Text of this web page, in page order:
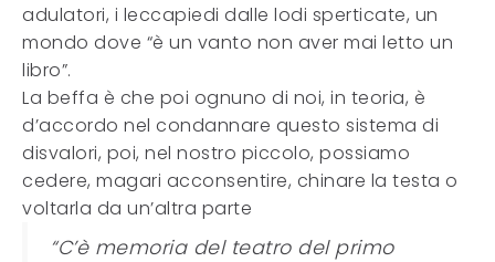
adulatori, i leccapiedi dalle lodi sperticate, un
mondo dove “è un vanto non aver mai letto un
libro”.
La beffa è che poi ognuno di noi, in teoria, è
d’accordo nel condannare questo sistema di
disvalori, poi, nel nostro piccolo, possiamo
cedere, magari acconsentire, chinare la testa o
voltarla da un’altra parte
“C’è memoria del teatro del primo